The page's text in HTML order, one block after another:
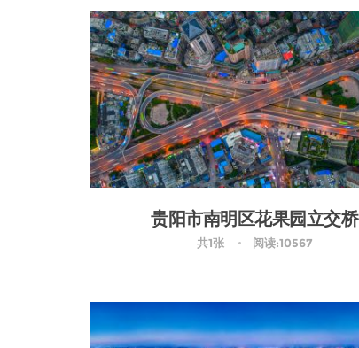
贵阳市南明区花果园立交桥
共1张 阅读:10567